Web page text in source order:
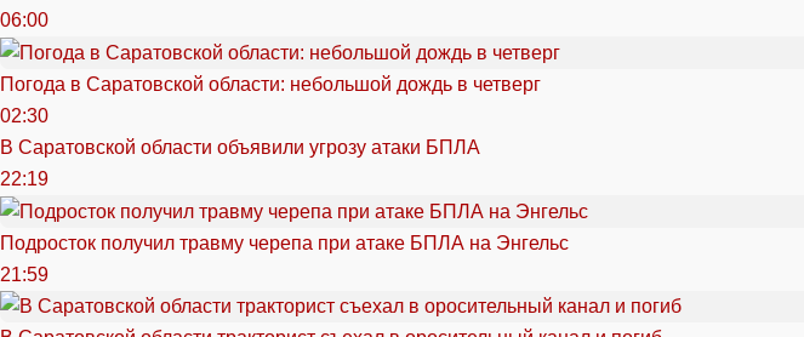
06:00
Погода в Саратовской области: небольшой дождь в четверг
02:30
В Саратовской области объявили угрозу атаки БПЛА
22:19
Подросток получил травму черепа при атаке БПЛА на Энгельс
21:59